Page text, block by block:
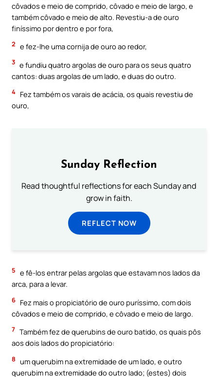
côvados e meio de comprido, côvado e meio de largo, e
também côvado e meio de alto. Revestiu-a de ouro
finíssimo por dentro e por fora,
2 e fez-lhe uma cornija de ouro ao redor,
3 e fundiu quatro argolas de ouro para os seus quatro
cantos: duas argolas de um lado, e duas do outro.
4 Fez também os varais de acácia, os quais revestiu de
ouro,
Sunday Reflection
Read thoughtful reflections for each Sunday and
grow in faith.
REFLECT NOW
5 e fê-los entrar pelas argolas que estavam nos lados da
arca, para a levar.
6 Fez mais o propiciatório de ouro puríssimo, com dois
côvados e meio de comprido, e côvado e meio de largo.
7 Também fez de querubins de ouro batido, os quais pôs
aos dois lados do propiciatório:
8 um querubim na extremidade de um lado, e outro
querubim na extremidade do outro lado; (estes) dois